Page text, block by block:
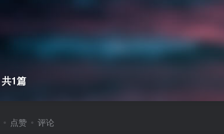
共1篇
点赞 评论